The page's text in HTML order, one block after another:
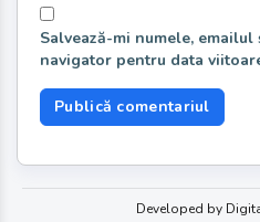
Salvează-mi numele,
navigator pentru data
Developed by